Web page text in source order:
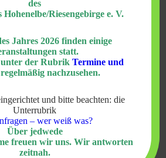
28. Juni 2026
25. Juni 2026
des
Hohenelbe/Riesengebirge e. V.
Jahres 2026 finden einige
statt.
unter der Rubrik Termine und
regelmäßig nachzusehen.
und bitte beachten: die
Unterrubrik
– wer weiß was?
Über jedwede
freuen wir uns. Wir antworten
zeitnah.